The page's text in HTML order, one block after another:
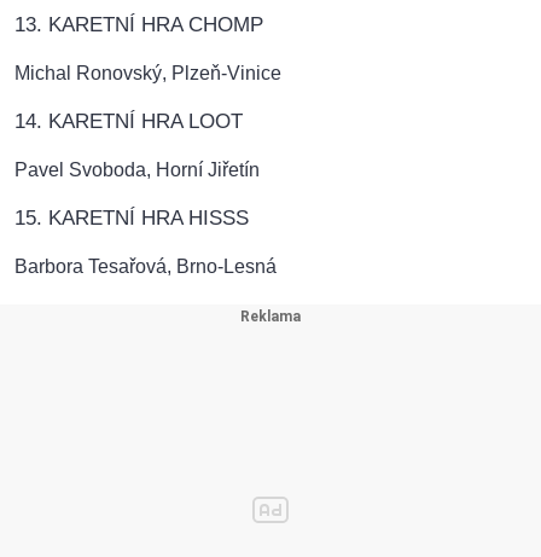
13. KARETNÍ HRA CHOMP
Michal Ronovský, Plzeň-Vinice
14. KARETNÍ HRA LOOT
Pavel Svoboda, Horní Jiřetín
15. KARETNÍ HRA HISSS
Barbora Tesařová, Brno-Lesná